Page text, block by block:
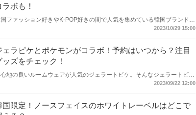
ラボも！
ファッション好きやK-POP好きの間で人気を集めている韓国ブランド
ェントルモンスター」。一時は人気が低迷したものの、最近再び人気を
2023/10/29 15:00
ェラピケとポケモンがコラボ！予約はいつから？注目
ッズをチェック！
地の良いルームウェアが人気のジェラートピケ。そんなジェラートピケ
ポケモンと初のコラボ商品を発売することを発表！ジェラピケとポケモ
2023/09/22 12:00
国限定！ノースフェイスのホワイトレーベルはどこで